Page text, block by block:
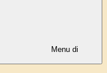
Menu di